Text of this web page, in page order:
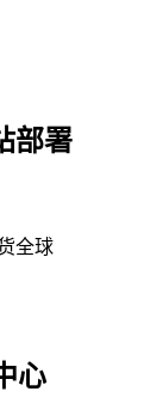
部署
全球
心